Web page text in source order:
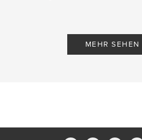
MEHR SEHEN